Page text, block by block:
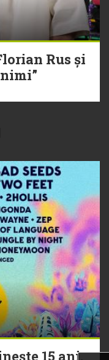
Rus și
15 ani.